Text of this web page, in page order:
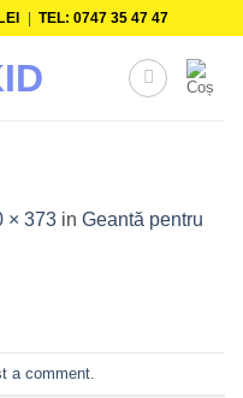
|TEL: 0747 35 47 47
× 373 in Geantă pentru
a comment